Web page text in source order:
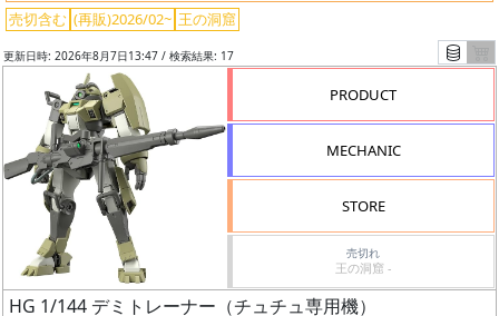
売切含む (再販)2026/02~ 王の洞窟
フ
リ
更新日時: 2026年8月7日13:47 / 検索結果: 17
PRODUCT
MECHANIC
STORE
売切れ
王の洞窟 -
HG 1/144 デミトレーナー（チュチュ専用機）